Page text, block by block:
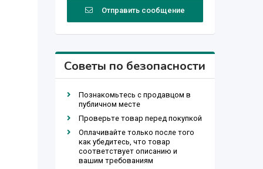
Отправить сообщение
Советы по безопасности
Познакомьтесь с продавцом в
публичном месте
Проверьте товар перед покупкой
Оплачивайте только после того
как убедитесь, что товар
соответствует описанию и
вашим требованиям